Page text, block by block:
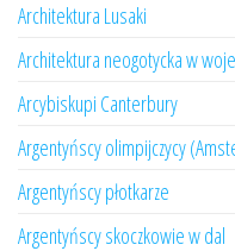
Architektura Lusaki
Architektura neogotycka w
Arcybiskupi Canterbury
Argentyńscy olimpijczycy
Argentyńscy płotkarze
Argentyńscy skoczkowie w dal